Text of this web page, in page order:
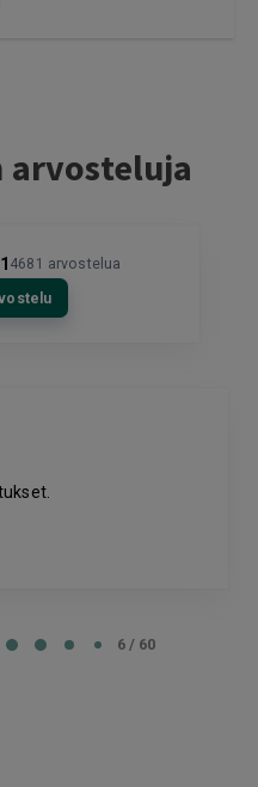
4681 arvostelua
6 / 60